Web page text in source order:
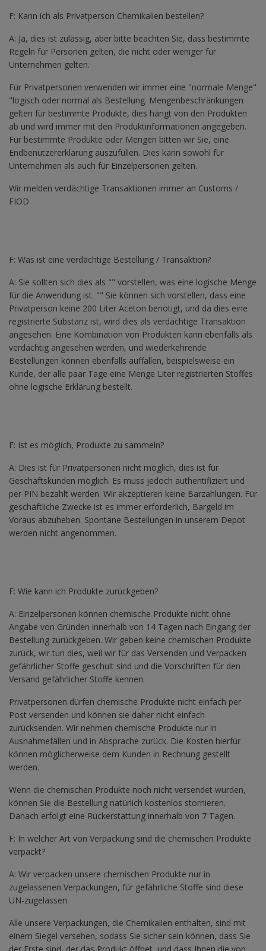
F: Kann ich als Privatperson Chemikalien bestellen?
A: Ja, dies ist zulässig, aber bitte beachten Sie, dass bestimmte
Regeln für Personen gelten, die nicht oder weniger für
Unternehmen gelten.
Für Privatpersonen verwenden wir immer eine "normale Menge"
"logisch oder normal als Bestellung. Mengenbeschränkungen
gelten für bestimmte Produkte, dies hängt von den Produkten
ab und wird immer mit den Produktinformationen angegeben.
Für bestimmte Produkte oder Mengen bitten wir Sie, eine
Endbenutzererklärung auszufüllen. Dies kann sowohl für
Unternehmen als auch für Einzelpersonen gelten.
Wir melden verdächtige Transaktionen immer an Customs /
FIOD
F: Was ist eine verdächtige Bestellung / Transaktion?
A: Sie sollten sich dies als "" vorstellen, was eine logische Menge
für die Anwendung ist. "" Sie können sich vorstellen, dass eine
Privatperson keine 200 Liter Aceton benötigt, und da dies eine
registrierte Substanz ist, wird dies als verdächtige Transaktion
angesehen. Eine Kombination von Produkten kann ebenfalls als
verdächtig angesehen werden, und wiederkehrende
Bestellungen können ebenfalls auffallen, beispielsweise ein
Kunde, der alle paar Tage eine Menge Liter registrierten Stoffes
ohne logische Erklärung bestellt.
F: Ist es möglich, Produkte zu sammeln?
A: Dies ist für Privatpersonen nicht möglich, dies ist für
Geschäftskunden möglich. Es muss jedoch authentifiziert und
per PIN bezahlt werden. Wir akzeptieren keine Barzahlungen. Für
geschäftliche Zwecke ist es immer erforderlich, Bargeld im
Voraus abzuheben. Spontane Bestellungen in unserem Depot
werden nicht angenommen.
F: Wie kann ich Produkte zurückgeben?
A: Einzelpersonen können chemische Produkte nicht ohne
Angabe von Gründen innerhalb von 14 Tagen nach Eingang der
Bestellung zurückgeben. Wir geben keine chemischen Produkte
zurück, wir tun dies, weil wir für das Versenden und Verpacken
gefährlicher Stoffe geschult sind und die Vorschriften für den
Versand gefährlicher Stoffe kennen.
Privatpersonen dürfen chemische Produkte nicht einfach per
Post versenden und können sie daher nicht einfach
zurücksenden. Wir nehmen chemische Produkte nur in
Ausnahmefällen und in Absprache zurück. Die Kosten hierfür
können möglicherweise dem Kunden in Rechnung gestellt
werden.
Wenn die chemischen Produkte noch nicht versendet wurden,
können Sie die Bestellung natürlich kostenlos stornieren.
Danach erfolgt eine Rückerstattung innerhalb von 7 Tagen.
F: In welcher Art von Verpackung sind die chemischen Produkte
verpackt?
A: Wir verpacken unsere chemischen Produkte nur in
zugelassenen Verpackungen, für gefährliche Stoffe sind diese
UN-zugelassen.
Alle unsere Verpackungen, die Chemikalien enthalten, sind mit
einem Siegel versehen, sodass Sie sicher sein können, dass Sie
der Erste sind, der das Produkt öffnet, und dass Ihnen die von